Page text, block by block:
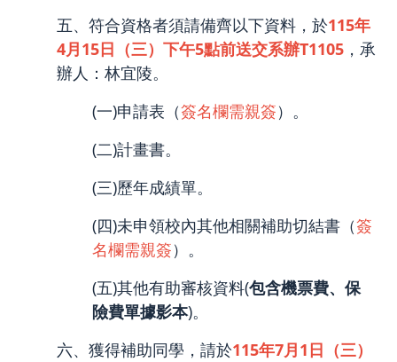
五、符合資格者須請備齊以下資料，於115年
4月15日（三）下午5點前送交系辦T1105 ，承
辦人：林宜陵。
(一)申請表（簽名欄需親簽）。
(二)計畫書。
(三)歷年成績單。
(四)未申領校內其他相關補助切結書（簽
名欄需親簽）。
(五)其他有助審核資料(包含機票費、保
險費單據影本)。
六、獲得補助同學，請於115年7月1日（三）